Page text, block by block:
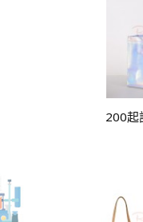
200起